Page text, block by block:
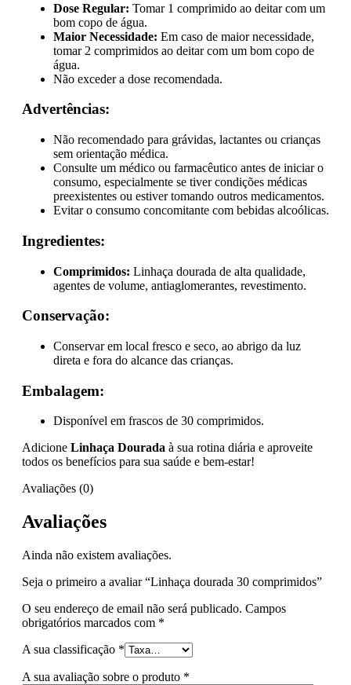
Dose Regular: Tomar 1 comprimido ao deitar com um
bom copo de água.
Maior Necessidade: Em caso de maior necessidade,
tomar 2 comprimidos ao deitar com um bom copo de
água.
Não exceder a dose recomendada.
Advertências:
Não recomendado para grávidas, lactantes ou crianças
sem orientação médica.
Consulte um médico ou farmacêutico antes de iniciar o
consumo, especialmente se tiver condições médicas
preexistentes ou estiver tomando outros medicamentos.
Evitar o consumo concomitante com bebidas alcoólicas.
Ingredientes:
Comprimidos: Linhaça dourada de alta qualidade,
agentes de volume, antiaglomerantes, revestimento.
Conservação:
Conservar em local fresco e seco, ao abrigo da luz
direta e fora do alcance das crianças.
Embalagem:
Disponível em frascos de 30 comprimidos.
Adicione Linhaça Dourada à sua rotina diária e aproveite
todos os benefícios para sua saúde e bem-estar!
Avaliações (0)
Avaliações
Ainda não existem avaliações.
Seja o primeiro a avaliar “Linhaça dourada 30 comprimidos”
O seu endereço de email não será publicado. Campos
obrigatórios marcados com *
A sua classificação *
A sua avaliação sobre o produto *